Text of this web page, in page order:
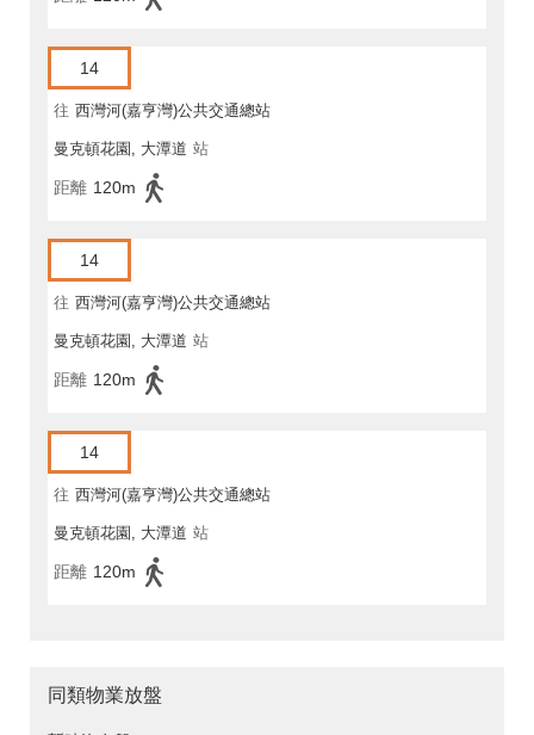
14
往 西灣河(嘉亨灣)公共交通總站
曼克頓花園, 大潭道 站
距離 120m
14
往 西灣河(嘉亨灣)公共交通總站
曼克頓花園, 大潭道 站
距離 120m
14
往 西灣河(嘉亨灣)公共交通總站
曼克頓花園, 大潭道 站
距離 120m
同類物業放盤